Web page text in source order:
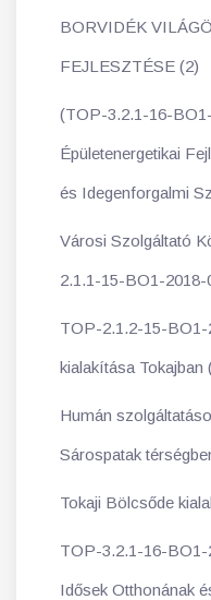
BORVIDÉK
FEJLESZTÉSE (2)
(TOP-3.2.1-16-
Épületenergetikai
és Idegenforgalmi
Városi Szolgáltató
2.1.1-15-BO1-2018-
TOP-2.1.2-15-BO1-
kialakítása Tokajban
Humán
Sárospatak
Tokaji Bölcsőde
TOP-3.2.1-16-BO1-
Idősek Otthonának